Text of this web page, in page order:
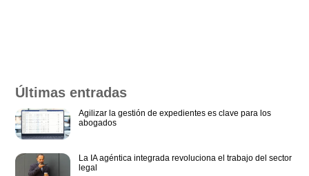
Últimas entradas
Agilizar la gestión de expedientes es clave para los
abogados
La IA agéntica integrada revoluciona el trabajo del sector
legal